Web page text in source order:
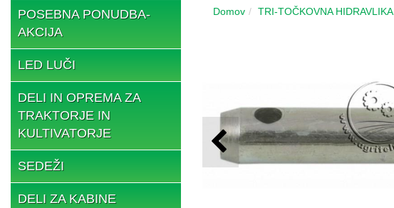
POSEBNA PONUDBA-
AKCIJA
LED LUČI
DELI IN OPREMA ZA
TRAKTORJE IN
KULTIVATORJE
SEDEŽI
DELI ZA KABINE
Domov TRI-TOČKOVNA HIDRAVLIKA